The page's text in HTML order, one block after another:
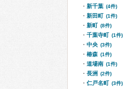
新千葉 (4件)
新田町 (1件)
新町 (8件)
千葉寺町 (1件)
中央 (3件)
椿森 (1件)
道場南 (1件)
長洲 (2件)
仁戸名町 (3件)